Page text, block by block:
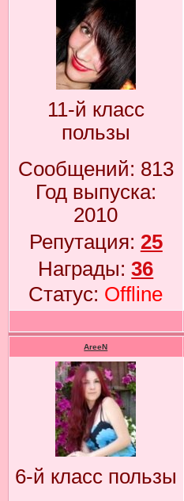
11-й класс
пользы
Сообщений: 813
Год выпуска:
2010
Репутация: 25
Награды:36
Статус: Offline
AreeN
6-й класс пользы